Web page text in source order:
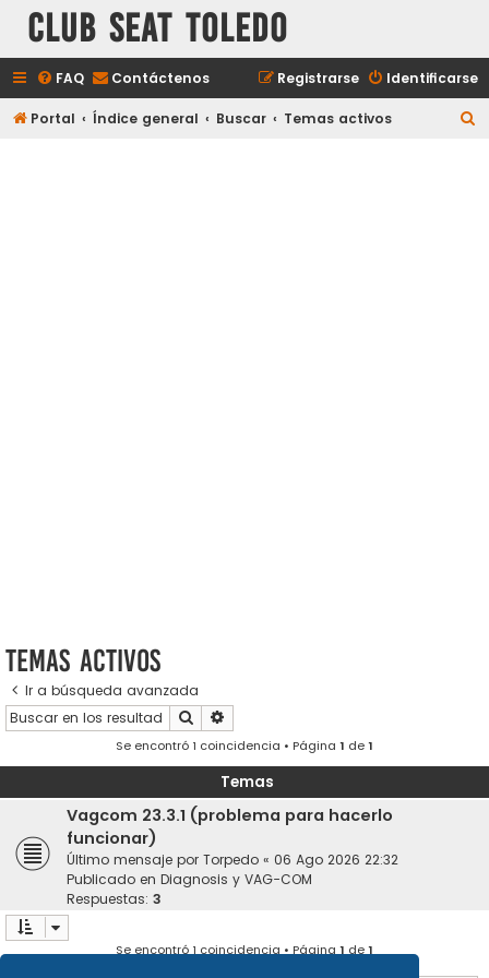
Club Seat Toledo
FAQ Contáctenos Identificarse
Registrarse
Portal Índice general Buscar Temas activos
Temas activos
Ir a búsqueda avanzada
Buscar
Se encontró 1 coincidencia • Página 1 de1
Temas
Vagcom 23.3.1 (problema para hacerlo
funcionar)
Último mensaje por Torpedo « 06 Ago 2026 22:32
Publicado en Diagnosis y VAG-COM
Respuestas: 3
Se encontró 1 coincidencia • Página1de1